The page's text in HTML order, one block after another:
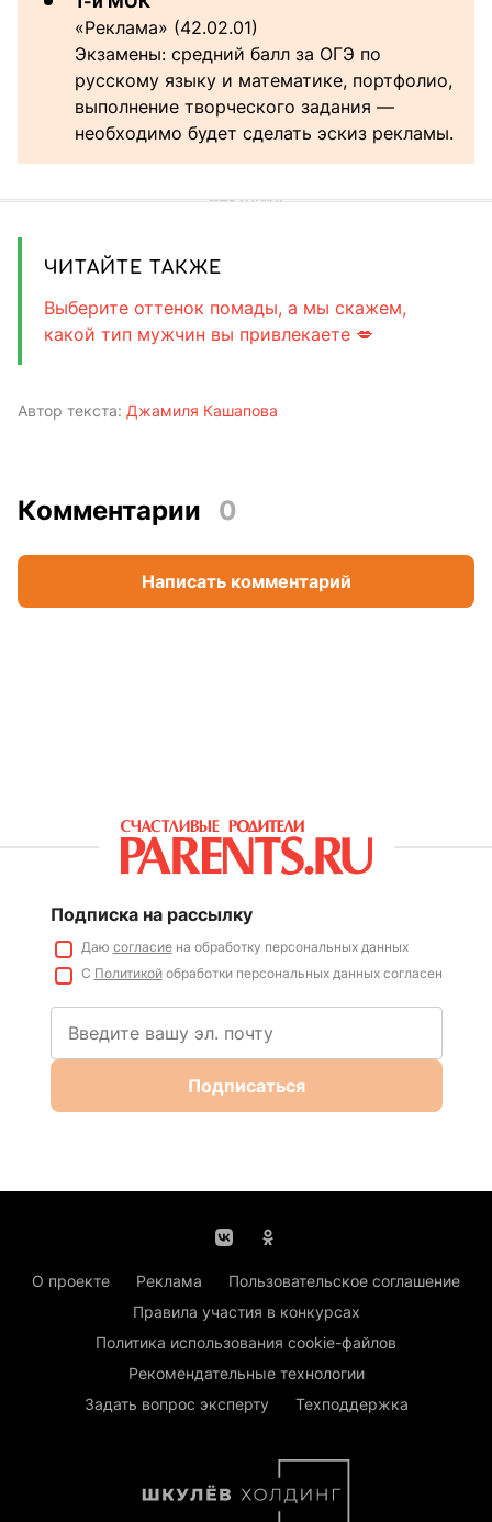
«Реклама» (42.02.01)
Экзамены: средний балл за ОГЭ по
русскому языку и математике, портфолио,
выполнение творческого задания —
необходимо будет сделать эскиз рекламы.
ЧИТАЙТЕ ТАКЖЕ
Выберите оттенок помады, а мы скажем,
какой тип мужчин вы привлекаете 💋
Автор текста: Джамиля Кашапова
Комментарии 0
Написать комментарий
Подписка на рассылку
Даю согласиена обработку персональных данных
С Политикойобработки персональных данных согласен
Подписаться
О проекте Реклама
Пользовательское соглашение
Правила участия в конкурсах
Политика использования cookie-файлов
Рекомендательные технологии
Задать вопрос эксперту
Техподдержка